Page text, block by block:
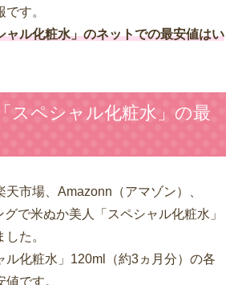
す。
ャル化粧水」のネットでの最安値はい
スペシャル化粧水」の最
市場、Amazonn（アマゾン）、
で米ぬか美人「スペシャル化粧水」
た。
化粧水」120ml（約3ヵ月分）の各
です。